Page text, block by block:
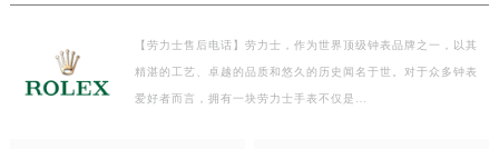
【劳力士售后电话】劳力士，作为世界顶级钟表品牌之一，以其
精湛的工艺、卓越的品质和悠久的历史闻名于世。对于众多钟表
爱好者而言，拥有一块劳力士手表不仅是…